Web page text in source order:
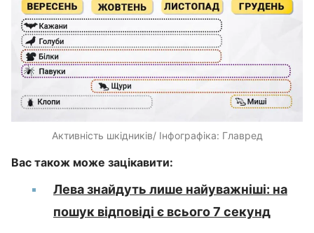
Активність шкідників/ Інфографіка: Главред
Вас також може зацікавити:
Лева знайдуть лише найуважніші: на
пошук відповіді є всього 7 секунд